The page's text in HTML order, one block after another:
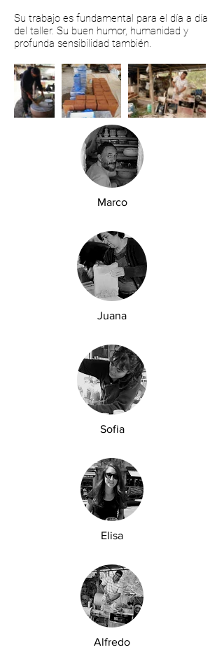
Su trabajo es fundamental para el día a día
del taller. Su buen humor, humanidad y
profunda sensibilidad también.
Marco
Juana
Sofia
Elisa
Alfredo